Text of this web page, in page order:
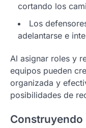
cortando los
Los
adelantarse e
Al asignar roles y
equipos pueden
organizada y
posibilidades de